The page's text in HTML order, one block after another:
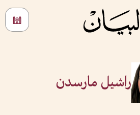
راشيل مارسدن